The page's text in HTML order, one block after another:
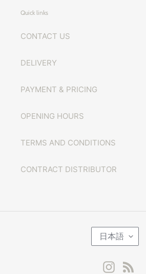
Quick links
CONTACT US
DELIVERY
PAYMENT & PRICING
OPENING HOURS
TERMS AND CONDITIONS
CONTRACT DISTRIBUTOR
言
日本語
Instagram